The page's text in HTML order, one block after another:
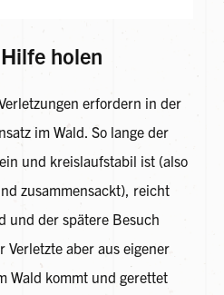
holen
erfordern in der
im Wald. So lange der
und kreislaufstabil ist (also
zusammensackt), reicht
und der spätere Besuch
Verletzte aber aus eigener
Wald kommt und gerettet